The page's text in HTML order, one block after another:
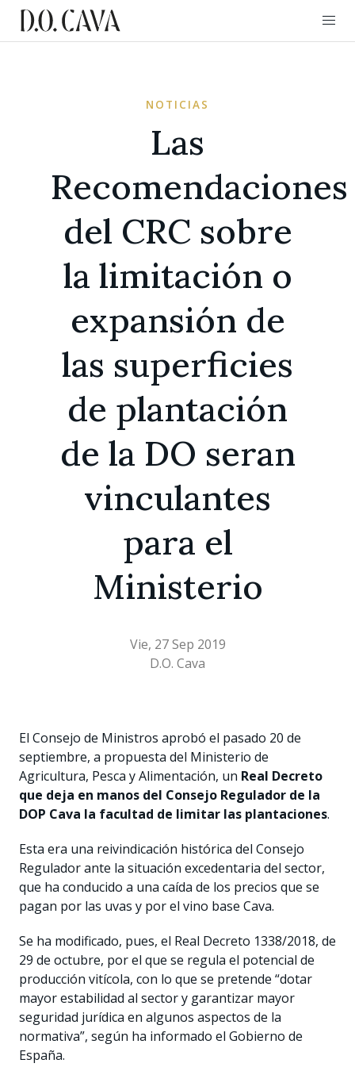
NOTICIAS
Las
Recomendaciones
del CRC sobre
la limitación o
expansión de
las superficies
de plantación
de la DO seran
vinculantes
para el
Ministerio
Vie, 27 Sep 2019
D.O. Cava
El Consejo de Ministros aprobó el pasado 20 de
septiembre, a propuesta del Ministerio de
Agricultura, Pesca y Alimentación, un Real Decreto
que deja en manos del Consejo Regulador de la
DOP Cava la facultad de limitar las plantaciones.
Esta era una reivindicación histórica del Consejo
Regulador ante la situación excedentaria del sector,
que ha conducido a una caída de los precios que se
pagan por las uvas y por el vino base Cava.
Se ha modificado, pues, el Real Decreto 1338/2018, de
29 de octubre, por el que se regula el potencial de
producción vitícola, con lo que se pretende “dotar
mayor estabilidad al sector y garantizar mayor
seguridad jurídica en algunos aspectos de la
normativa”, según ha informado el Gobierno de
España.